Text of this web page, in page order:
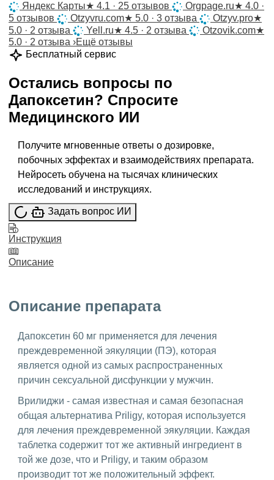
Яндекс Карты★ 4.1 · 25 отзывов Orgpage.ru★ 4.0 ·
5 отзывов
Otzyvru.com★ 5.0 · 3 отзыва Otzyv.pro★
5.0 · 2 отзыва
Yell.ru★ 4.5 · 2 отзыва Otzovik.com★
5.0 · 2 отзыва ›Ещё отзывы
Бесплатный сервис
Остались вопросы по
Дапоксетин? Спросите
Медицинского ИИ
Получите мгновенные ответы о дозировке,
побочных эффектах и взаимодействиях препарата.
Нейросеть обучена на тысячах клинических
исследований и инструкциях.
Задать вопрос ИИ
Инструкция
Описание
Описание препарата
Дапоксетин 60 мг применяется для лечения
преждевременной эякуляции (ПЭ), которая
является одной из самых распространенных
причин сексуальной дисфункции у мужчин.
Врилиджи - самая известная и самая безопасная
общая альтернатива Priligy, которая используется
для лечения преждевременной эякуляции. Каждая
таблетка содержит тот же активный ингредиент в
той же дозе, что и Priligy, и таким образом
производит тот же положительный эффект.